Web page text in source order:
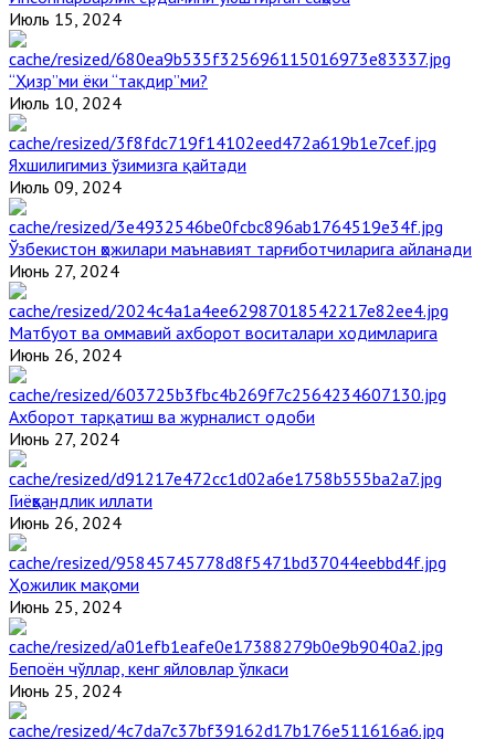
Июль 15, 2024
“Ҳизр”ми ёки “тақдир”ми?
Июль 10, 2024
Яхшилигимиз ўзимизга қайтади
Июль 09, 2024
Ўзбекистон ҳожилари маънавият тарғиботчиларига айланади
Июнь 27, 2024
Матбуот ва оммавий ахборот воситалари ходимларига
Июнь 26, 2024
Ахборот тарқатиш ва журналист одоби
Июнь 27, 2024
Гиёҳвандлик иллати
Июнь 26, 2024
Ҳожилик мақоми
Июнь 25, 2024
Бепоён чўллар, кенг яйловлар ўлкаси
Июнь 25, 2024